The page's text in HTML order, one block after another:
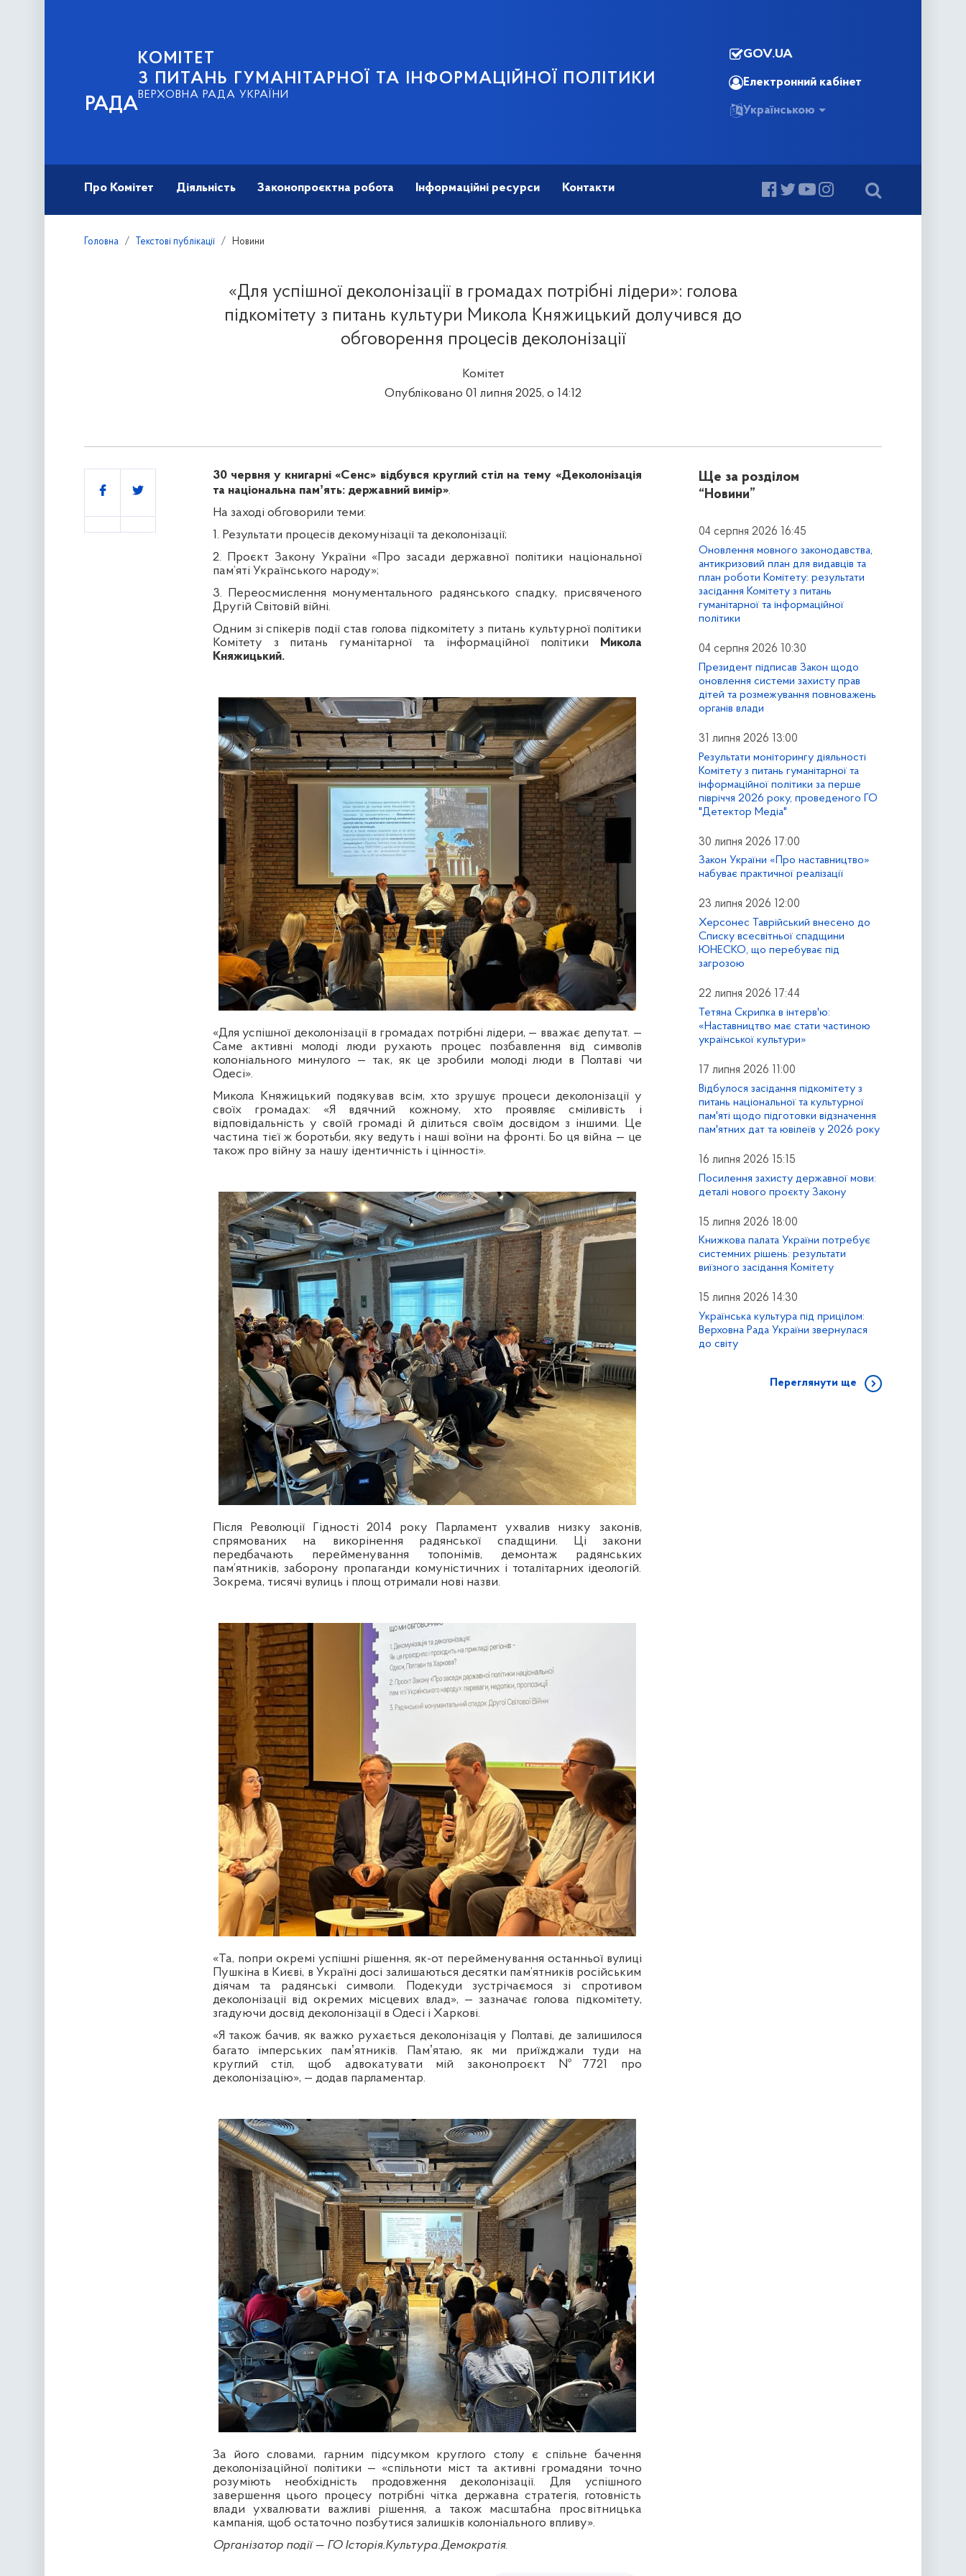
РАДА
КОМІТЕТ
З ПИТАНЬ ГУМАНІТАРНОЇ ТА ІНФОРМАЦІЙНОЇ ПОЛІТИКИ
ВЕРХОВНА РАДА УКРАЇНИ
GOV.UA
Електронний кабінет
Українською
Про Комітет Діяльність Законопроєктна робота Інформаційні ресурси Контакти
Головна Текстові публікації Новини
«Для успішної деколонізації в громадах потрібні лідери»: голова
підкомітету з питань культури Микола Княжицький долучився до
обговорення процесів деколонізації
Комітет
Опубліковано 01 липня 2025, о 14:12
30 червня у книгарні «Сенс» відбувся круглий стіл на тему «Деколонізація
та національна памʼять: державний вимір».
На заході обговорили теми:
1. Результати процесів декомунізації та деколонізації;
2. Проєкт Закону України «Про засади державної політики національної
пам’яті Українського народу»;
3. Переосмислення монументального радянського спадку, присвяченого
Другій Світовій війні.
Одним зі спікерів події став голова підкомітету з питань культурної політики
Комітету з питань гуманітарної та інформаційної політики
Микола
Княжицький.
«Для успішної деколонізації в громадах потрібні лідери, — вважає депутат. —
Саме активні молоді люди рухають процес позбавлення від символів
колоніального минулого — так, як це зробили молоді люди в Полтаві чи
Одесі».
Микола Княжицький подякував всім, хто зрушує процеси деколонізації у
своїх громадах: «Я вдячний кожному, хто проявляє сміливість і
відповідальність у своїй громаді й ділиться своїм досвідом з іншими. Це
частина тієї ж боротьби, яку ведуть і наші воїни на фронті. Бо ця війна — це
також про війну за нашу ідентичність і цінності».
Після Революції Гідності 2014 року Парламент ухвалив низку законів,
спрямованих на викорінення радянської спадщини. Ці закони
передбачають перейменування топонімів, демонтаж радянських
пам’ятників, заборону пропаганди комуністичних і тоталітарних ідеологій.
Зокрема, тисячі вулиць і площ отримали нові назви.
«Та, попри окремі успішні рішення, як-от перейменування останньої вулиці
Пушкіна в Києві, в Україні досі залишаються десятки пам’ятників російським
діячам та радянські символи. Подекуди зустрічаємося зі спротивом
деколонізації від окремих місцевих влад», — зазначає голова підкомітету,
згадуючи досвід деколонізації в Одесі і Харкові.
«Я також бачив, як важко рухається деколонізація у Полтаві, де залишилося
багато імперських памʼятників. Памʼятаю, як ми приїжджали туди на
круглий стіл, щоб адвокатувати мій законопроєкт №7721 про
деколонізацію», — додав парламентар.
За його словами, гарним підсумком круглого столу є спільне бачення
деколонізаційної політики — «спільноти міст та активні громадяни точно
розуміють необхідність продовження деколонізації. Для успішного
завершення цього процесу потрібні чітка державна стратегія, готовність
влади ухвалювати важливі рішення, а також масштабна просвітницька
кампанія, щоб остаточно позбутися залишків колоніального впливу».
Організатор події — ГО Історія.Культура.Демократія.
Поділитись
Ще за розділом
“Новини”
04 серпня 2026 16:45
Оновлення мовного законодавства,
антикризовий план для видавців та
план роботи Комітету: результати
засідання Комітету з питань
гуманітарної та інформаційної
політики
04 серпня 2026 10:30
Президент підписав Закон щодо
оновлення системи захисту прав
дітей та розмежування повноважень
органів влади
31 липня 2026 13:00
Результати моніторингу діяльності
Комітету з питань гуманітарної та
інформаційної політики за перше
півріччя 2026 року, проведеного ГО
"Детектор Медіа"
30 липня 2026 17:00
Закон України «Про наставництво»
набуває практичної реалізації
23 липня 2026 12:00
Херсонес Таврійський внесено до
Списку всесвітньої спадщини
ЮНЕСКО, що перебуває під
загрозою
22 липня 2026 17:44
Тетяна Скрипка в інтерв'ю:
«Наставництво має стати частиною
української культури»
17 липня 2026 11:00
Відбулося засідання підкомітету з
питань національної та культурної
пам'яті щодо підготовки відзначення
пам'ятних дат та ювілеїв у 2026 року
16 липня 2026 15:15
Посилення захисту державної мови:
деталі нового проєкту Закону
15 липня 2026 18:00
Книжкова палата України потребує
системних рішень: результати
виїзного засідання Комітету
15 липня 2026 14:30
Українська культура під прицілом:
Верховна Рада України звернулася
до світу
Переглянути ще